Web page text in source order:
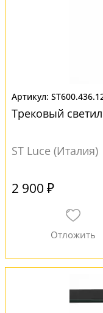
Трековый
ST Luce (Италия)
2 900 ₽